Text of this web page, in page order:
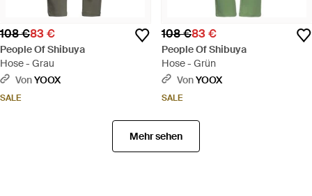
108 €83 €
People Of Shibuya
Hose - Grau
VonYOOX
SALE
108 €83 €
People Of Shibuya
Hose - Grün
VonYOOX
SALE
Mehr sehen